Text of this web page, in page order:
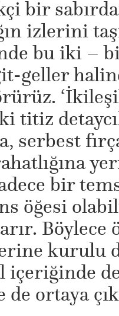
bir
izlerini
bu iki –
geller
titiz
serbest
bir
öğesi
kurulu
içeriğinde
ortaya